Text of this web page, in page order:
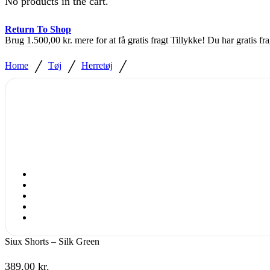
Return To Shop
Brug 1.500,00 kr. mere for at få gratis fragt Tillykke! Du har gratis
Home / Tøj / Herretøj /
Siux Shorts – Silk Green
389,00 kr.